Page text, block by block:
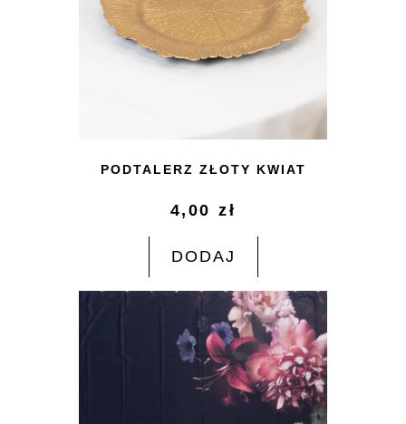
PODTALERZ ZŁOTY KWIAT
4,00zł
DODAJ